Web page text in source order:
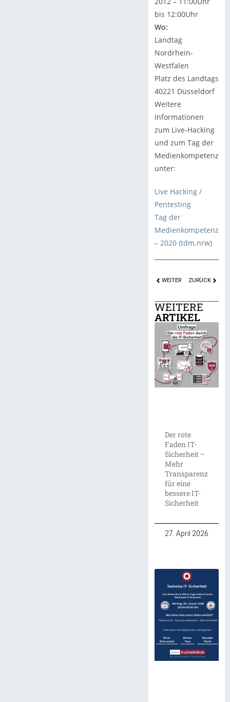
bis 12:00Uhr
Wo:
Landtag
Nordrhein-
Westfalen
Platz des Landtags
40221 Düsseldorf
Weitere
Informationen
zum Live-Hacking
und zum Tag der
Medienkompetenz
unter:
Live Hacking /
Pentesting
Tag der
Medienkompetenz
– 2020 (tdm.nrw)
WEITER ZURÜCK
WEITERE
ARTIKEL
Der rote
Faden IT-
Sicherheit –
Mehr
Transparenz
für eine
bessere IT-
Sicherheit
27. April 2026